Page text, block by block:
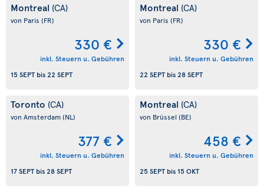
Montreal (CA)
von Paris (FR)
330 €
inkl. Steuern u. Gebühren
15 SEPTbis22 SEPT
Montreal (CA)
von Paris (FR)
330 €
inkl. Steuern u. Gebühren
22 SEPTbis28 SEPT
Toronto (CA)
von Amsterdam(NL)
377 €
inkl. Steuern u. Gebühren
17 SEPTbis28 SEPT
Montreal (CA)
von Brüssel (BE)
458 €
inkl. Steuern u. Gebühren
25 SEPTbis 15 OKT